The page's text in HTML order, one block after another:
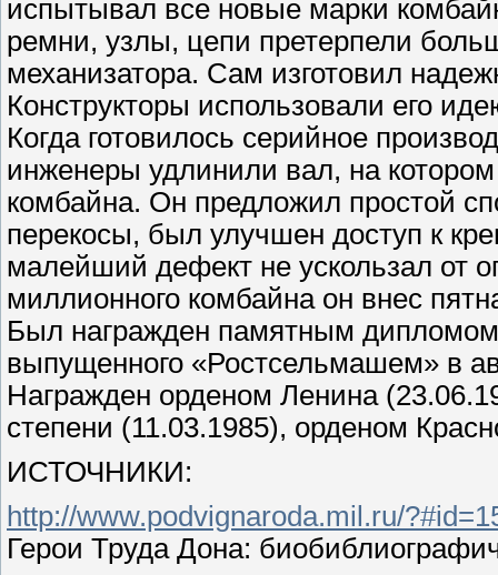
испытывал все новые марки
ремни, узлы, цепи претерпели
механизатора. Сам изготовил
Конструкторы использовали его
Когда готовилось серийное
инженеры удлинили вал, на
комбайна. Он предложил простой
перекосы, был улучшен доступ к
малейший дефект не ускользал от
миллионного комбайна он внес
Был награжден памятным
выпущенного «Ростсельмашем» в
Награжден орденом Ленина
степени (11.03.1985), орденом
ИСТОЧНИКИ:
http://www.podvignaroda.mil.ru/
Герои Труда Дона: